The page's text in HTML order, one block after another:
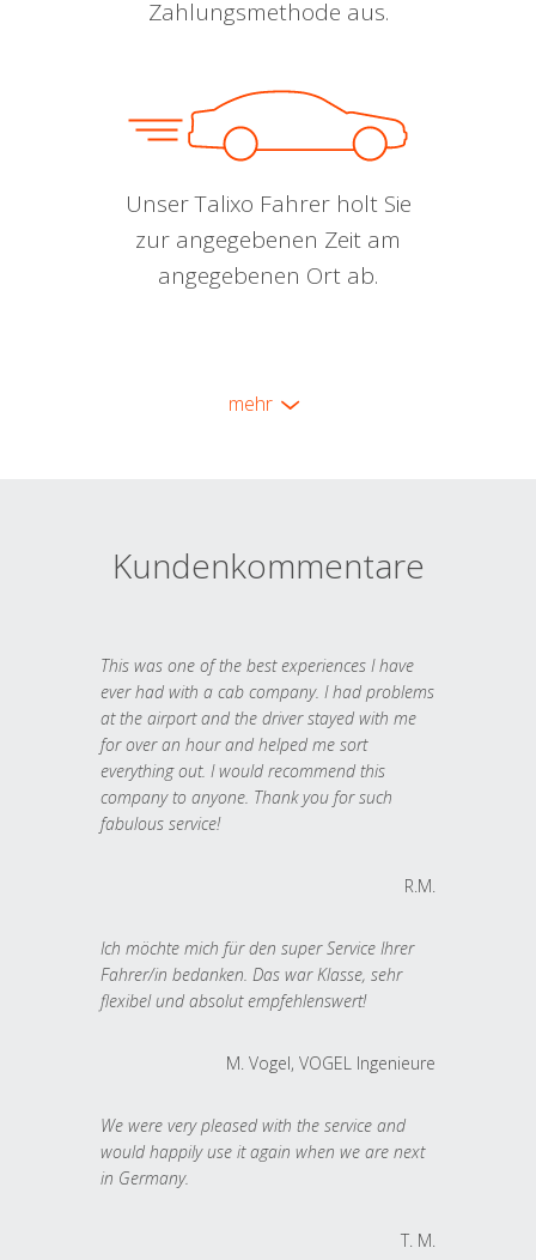
Zahlungsmethode aus.
Unser Talixo Fahrer holt Sie
zur angegebenen Zeit am
angegebenen Ort ab.
mehr
Kundenkommentare
This was one of the best experiences I have
ever had with a cab company. I had problems
at the airport and the driver stayed with me
for over an hour and helped me sort
everything out. I would recommend this
company to anyone. Thank you for such
fabulous service!
R.M.
Ich möchte mich für den super Service Ihrer
Fahrer/in bedanken. Das war Klasse, sehr
flexibel und absolut empfehlenswert!
M. Vogel, VOGEL Ingenieure
We were very pleased with the service and
would happily use it again when we are next
in Germany.
T. M.